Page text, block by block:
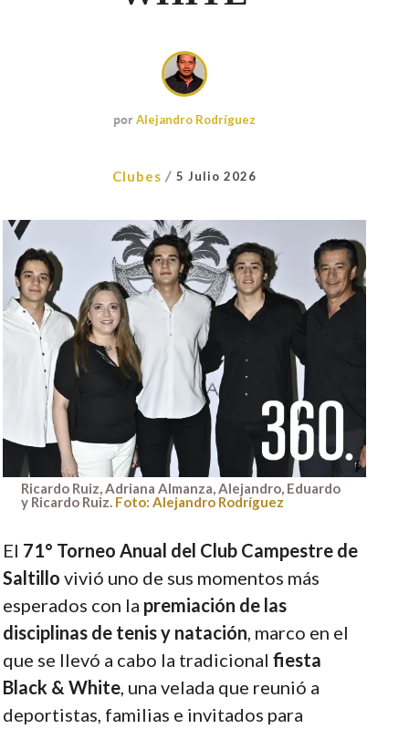
por Alejandro Rodríguez
Clubes / 5 Julio 2026
Ricardo Ruiz, Adriana Almanza, Alejandro, Eduardo
y Ricardo Ruiz. Foto: Alejandro Rodríguez
El 71° Torneo Anual del Club Campestre de
Saltillo vivió uno de sus momentos más
esperados con la premiación de las
disciplinas de tenis y natación, marco en el
que se llevó a cabo la tradicional fiesta
Black & White, una velada que reunió a
deportistas, familias e invitados para